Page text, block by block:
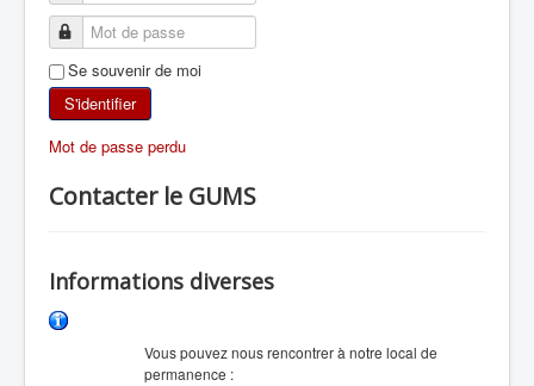
ALPINISME
SKI DE RANDONNÉE
RANDONNÉE SPORTIVE
Se souvenir de moi
S'identifier
Mot de passe perdu
Contacter le GUMS
Informations diverses
Vous pouvez nous rencontrer à notre local de
permanence :